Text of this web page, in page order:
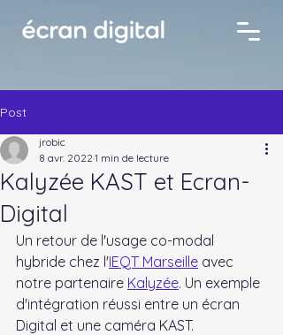
Post
Kalyzée KAST et Ecran-
Digital
jrobic
8 avr. 2022 1 min de lecture
Un retour de l'usage co-modal
hybride chez l'IEQT Marseille avec
notre partenaire Kalyzée. Un exemple
d'intégration réussi entre un écran
Digital et une caméra KAST.